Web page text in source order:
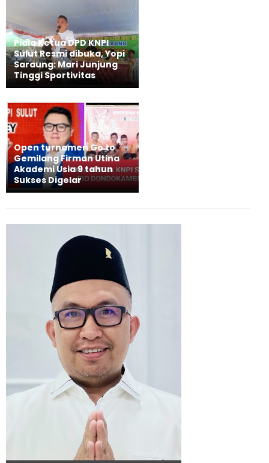
Piala Ketua DPD KNPI
Sulut Resmi dibuka, Yopi
Saraung: Mari Junjung
Tinggi Sportivitas
Open turnamen Go to
Gemilang Firman Utina
Akademi Usia 9 tahun
Sukses Digelar